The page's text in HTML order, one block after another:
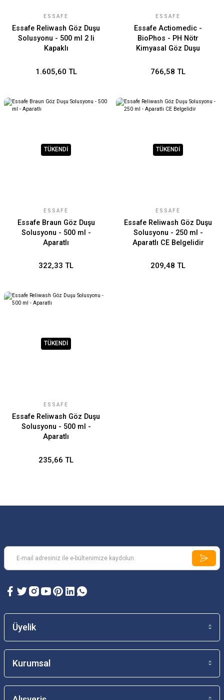
ESSAFE
Essafe Reliwash Göz Duşu
Solusyonu - 500 ml 2 li
Kapaklı
1.605,60 TL
ESSAFE
Essafe Actiomedic -
BioPhos - PH Nötr
Kimyasal Göz Duşu
766,58 TL
TÜKENDİ
ESSAFE
Essafe Braun Göz Duşu
Solusyonu - 500 ml -
Aparatlı
322,33 TL
TÜKENDİ
ESSAFE
Essafe Reliwash Göz Duşu
Solusyonu - 250 ml -
Aparatlı CE Belgelidir
209,48 TL
TÜKENDİ
ESSAFE
Essafe Reliwash Göz Duşu
Solusyonu - 500 ml -
Aparatlı
235,66 TL
Üyelik
Kurumsal